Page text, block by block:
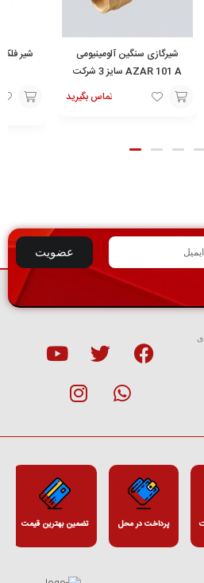
شیرگازی سنگین آلومینیومی
AZAR 101 A سایز 3 شرکت
تماس بگیرید
به
عضویت
پرداخت در محل تضمین بهترین قیمت